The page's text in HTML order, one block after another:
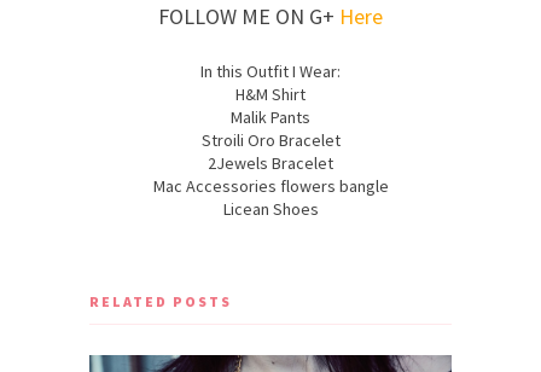
FOLLOW ME ON G+ Here
In this Outfit I Wear:
H&M Shirt
Malik Pants
Stroili Oro Bracelet
2Jewels Bracelet
Mac Accessories flowers bangle
Licean Shoes
RELATED POSTS